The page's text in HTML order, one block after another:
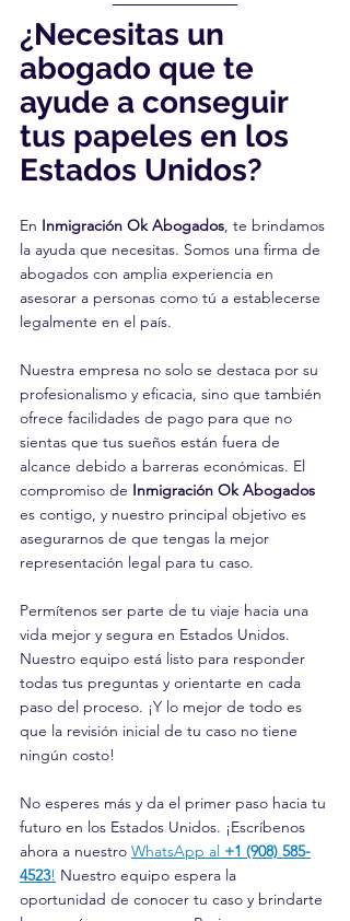
¿Necesitas un
abogado que te
ayude a conseguir
tus papeles en los
Estados Unidos?
En Inmigración Ok Abogados, te brindamos
la ayuda que necesitas. Somos una firma de
abogados con amplia experiencia en
asesorar a personas como tú a establecerse
legalmente en el país.
Nuestra empresa no solo se destaca por su
profesionalismo y eficacia, sino que también
ofrece facilidades de pago para que no
sientas que tus sueños están fuera de
alcance debido a barreras económicas. El
compromiso de Inmigración Ok Abogados
es contigo, y nuestro principal objetivo es
asegurarnos de que tengas la mejor
representación legal para tu caso.
Permítenos ser parte de tu viaje hacia una
vida mejor y segura en Estados Unidos.
Nuestro equipo está listo para responder
todas tus preguntas y orientarte en cada
paso del proceso. ¡Y lo mejor de todo es
que la revisión inicial de tu caso no tiene
ningún costo!
No esperes más y da el primer paso hacia tu
futuro en los Estados Unidos. ¡Escríbenos
ahora a nuestro WhatsApp al +1 (908) 585-
4523! Nuestro equipo espera la
oportunidad de conocer tu caso y brindarte